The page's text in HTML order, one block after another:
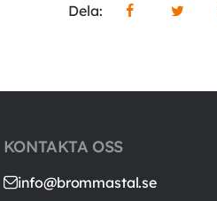
Dela:
KONTAKTA OSS
info@brommastal.se